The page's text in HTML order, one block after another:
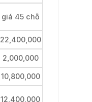
giá 45 chỗ
22,400,000
2,000,000
10,800,000
12,400,000